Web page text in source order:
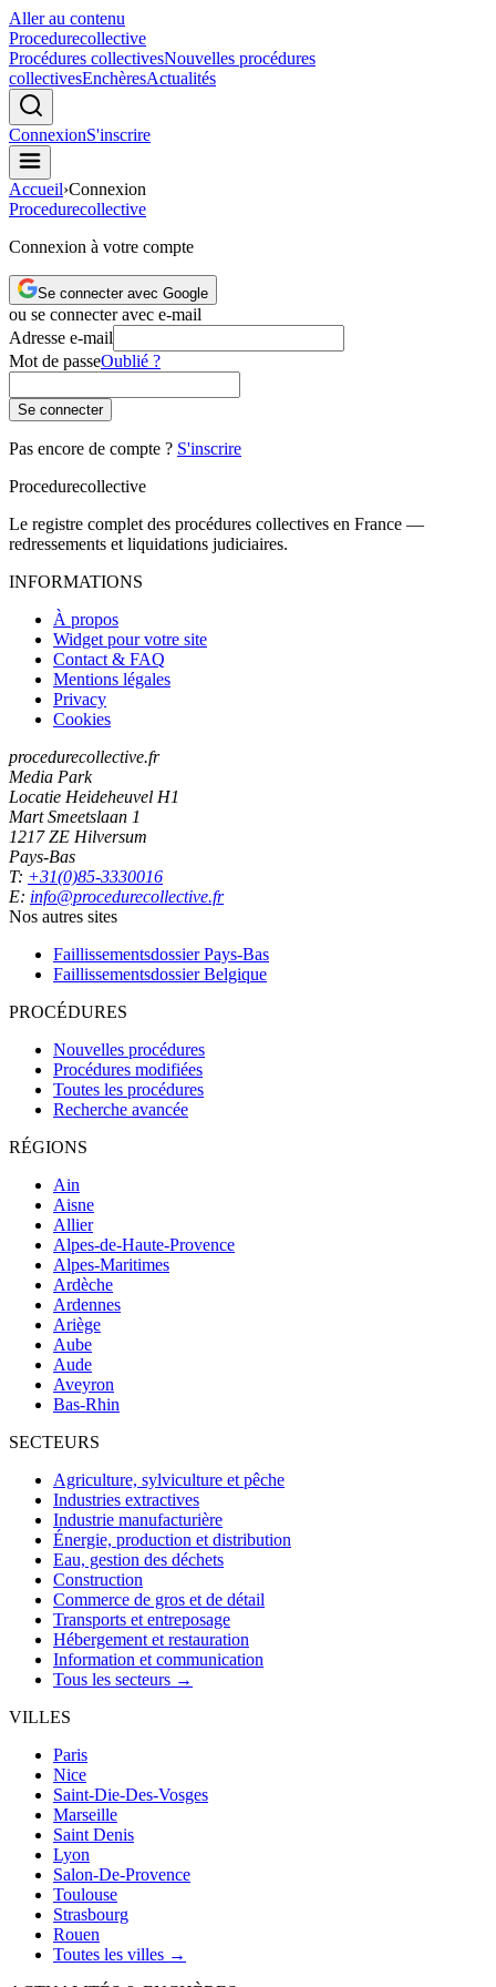
Aller au contenu
Procedurecollective
Procédures collectivesNouvelles procédures
collectivesEnchèresActualités
ConnexionS'inscrire
Accueil›Connexion
Procedurecollective
Connexion à votre compte
Se connecter avec Google
ou se connecter avec e-mail
Adresse e-mail
Mot de passeOublié ?
Se connecter
Pas encore de compte ? S'inscrire
Procedurecollective
Le registre complet des procédures collectives en France —
redressements et liquidations judiciaires.
INFORMATIONS
À propos
Widget pour votre site
Contact & FAQ
Mentions légales
Privacy
Cookies
procedurecollective.fr
Media Park
Locatie Heideheuvel H1
Mart Smeetslaan 1
1217 ZE Hilversum
Pays-Bas
T: +31(0)85-3330016
E: info@procedurecollective.fr
Nos autres sites
Faillissementsdossier Pays-Bas
Faillissementsdossier Belgique
PROCÉDURES
Nouvelles procédures
Procédures modifiées
Toutes les procédures
Recherche avancée
RÉGIONS
Ain
Aisne
Allier
Alpes-de-Haute-Provence
Alpes-Maritimes
Ardèche
Ardennes
Ariège
Aube
Aude
Aveyron
Bas-Rhin
SECTEURS
Agriculture, sylviculture et pêche
Industries extractives
Industrie manufacturière
Énergie, production et distribution
Eau, gestion des déchets
Construction
Commerce de gros et de détail
Transports et entreposage
Hébergement et restauration
Information et communication
Tous les secteurs →
VILLES
Paris
Nice
Saint-Die-Des-Vosges
Marseille
Saint Denis
Lyon
Salon-De-Provence
Toulouse
Strasbourg
Rouen
Toutes les villes →